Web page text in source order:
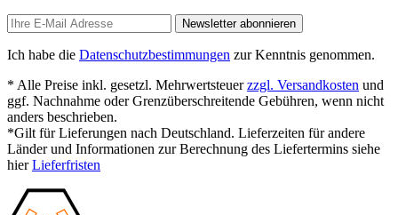
Newsletter abonnieren
Ich habe die Datenschutzbestimmungen zur Kenntnis genommen.
* Alle Preise inkl. gesetzl. Mehrwertsteuerzzgl. Versandkosten und
ggf. Nachnahme oder Grenzüberschreitende Gebühren, wenn nicht
anders beschrieben.
*Gilt für Lieferungen nach Deutschland. Lieferzeiten für andere
Länder und Informationen zur Berechnung des Liefertermins siehe
hierLieferfristen